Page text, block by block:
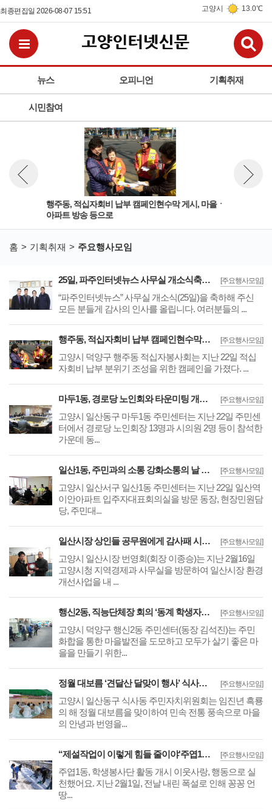
최종편집일 2026-08-07 15:51 고양시 13.0℃
뉴스 오피니언 기획취재
시민참여
전체메뉴보기
행주동, 적십자회비 납부 캠페인현수막 게시, 마을ㆍ
아파트 방송 등으로
뉴스 이전보기
홈 기획취재 주요행사모임
[주요행사모임]
25일, 파주인터넷뉴스 사무실 개소식축하해 주신 모든분께 감사드립니다
“파주인터넷뉴스” 사무실 개소식(25일)을 축하해 주신
모든 분들게 감사의 인사를 올립니다. 여러분들의 ...
[주요행사모임]
행주동, 적십자회비 납부 캠페인현수막 게시, 마을ㆍ아파트 방송 등으로
고양시 덕양구 행주동 적십자봉사회는 지난 22일 적십
자회비 납부 분위기 조성을 위한 캠페인을 가졌다. ...
[주요행사모임]
마두1동, 경로당 노인회와 타운미팅 개최매월 생생한 소식을 담은 마을신문 발행
고양시 일산동구 마두1동 주민센터는 지난 22일 주민센
터에서 경로당 노인회장 13명과 시의원 2명 등이 참석한
가운데 동...
[주요행사모임]
일산1동, 주민과의 소통 강화소통의 날 주 1회 마을단위로 실시
고양시 일산서구 일산1동 주민센터는 지난 22일 일산역
이안아파트 입주자대표회의실을 방문 동장, 현장민원담
당, 주민대...
[주요행사모임]
일산시장 상인들 공무원에게 감사패 시장일을 내일처럼 지역경제과 양정길씨에게
고양시 일산시장 번영회(회장 이종승)는 지난 2월16일
고양시청 지역경제과 사무실을 방문하여 일산시장 환경
개선사업을 내 ...
[주요행사모임]
행신2동, 직능단체장 회의 ‘동계 학생자원봉사 활동’ 성황리에 마쳐
고양시 덕양구 행신2동 주민센터(동장 김석진)는 주민
화합을 통한 마을발전을 도모하고 모두가 살기 좋은 마
을을 만들기 위한...
[주요행사모임]
정월 대보름 ‘견달산 달맞이 행사’ 식사동 주민자치위원회
고양시 일산동구 식사동 주민자치위원회는 임진년 흑룡
의 해 정월 대보름을 맞이하여 민속 전통 풍속으로 마을
의 안녕과 번영을...
[주요행사모임]
“제설작업이 이렇게 힘들 줄이야'주엽1동, 학생봉사단 활동 개시
주엽1동, 학생봉사단 활동 개시 이웃사랑, 행동으로 실
천했어요. 지난 2월1일, 전날 내린 폭설로 인해 꽁꽁 언
땅...